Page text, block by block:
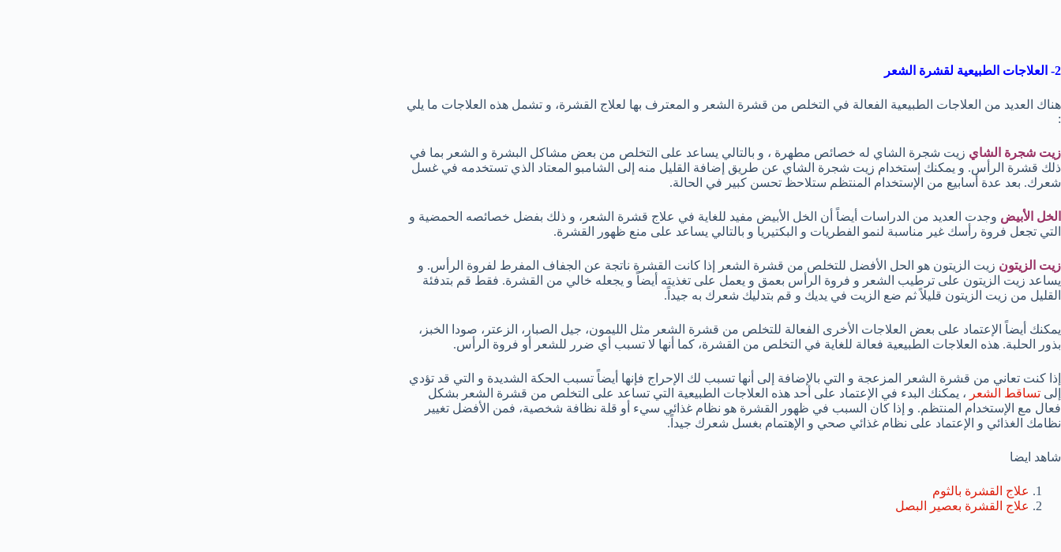
2- العلاجات الطبيعية لقشرة الشعر
هناك العديد من العلاجات الطبيعية الفعالة في التخلص من قشرة الشعر و المعترف بها لعلاج القشرة، و تشمل هذه العلاجات ما يلي
:
زيت شجرة الشاي زيت شجرة الشاي له خصائص مطهرة ، و بالتالي يساعد على التخلص من بعض مشاكل البشرة و الشعر بما في
ذلك قشرة الرأس. و يمكنك إستخدام زيت شجرة الشاي عن طريق إضافة القليل منه إلى الشامبو المعتاد الذي تستخدمه في غسل
شعرك. بعد عدة أسابيع من الإستخدام المنتظم ستلاحظ تحسن كبير في الحالة.
الخل الأبيض وجدت العديد من الدراسات أيضاً أن الخل الأبيض مفيد للغاية في علاج قشرة الشعر، و ذلك بفضل خصائصه الحمضية و
التي تجعل فروة رأسك غير مناسبة لنمو الفطريات و البكتيريا و بالتالي يساعد على منع ظهور القشرة.
زيت الزيتون زيت الزيتون هو الحل الأفضل للتخلص من قشرة الشعر إذا كانت القشرة ناتجة عن الجفاف المفرط لفروة الرأس. و
يساعد زيت الزيتون على ترطيب الشعر و فروة الرأس بعمق و يعمل على تغذيته أيضاً و يجعله خالي من القشرة. فقط قم بتدفئة
القليل من زيت الزيتون قليلاً ثم ضع الزيت في يديك و قم بتدليك شعرك به جيداً.
يمكنك أيضاً الإعتماد على بعض العلاجات الأخرى الفعالة للتخلص من قشرة الشعر مثل الليمون، جيل الصبار، الزعتر، صودا الخبز،
بذور الحلبة. هذه العلاجات الطبيعية فعالة للغاية في التخلص من القشرة، كما أنها لا تسبب أي ضرر للشعر أو فروة الرأس.
إذا كنت تعاني من قشرة الشعر المزعجة و التي بالإضافة إلى أنها تسبب لك الإحراج فإنها أيضاً تسبب الحكة الشديدة و التي قد تؤدي
إلى تساقط الشعر ، يمكنك البدء في الإعتماد على أحد هذه العلاجات الطبيعية التي تساعد على التخلص من قشرة الشعر بشكل
فعال مع الإستخدام المنتظم. و إذا كان السبب في ظهور القشرة هو نظام غذائي سيء أو قلة نظافة شخصية، فمن الأفضل تغيير
نظامك الغذائي و الإعتماد على نظام غذائي صحي و الإهتمام بغسل شعرك جيداً.
شاهد ايضا
علاج القشرة بالثوم
علاج القشرة بعصير البصل